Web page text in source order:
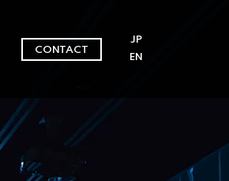
CONTACT
JP
EN